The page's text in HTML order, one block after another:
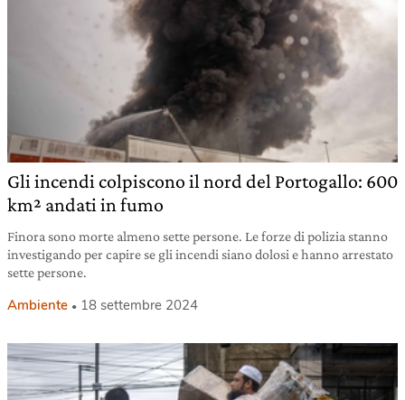
Gli incendi colpiscono il nord del Portogallo: 600
km² andati in fumo
Finora sono morte almeno sette persone. Le forze di polizia stanno
investigando per capire se gli incendi siano dolosi e hanno arrestato
sette persone.
Ambiente 18 settembre 2024